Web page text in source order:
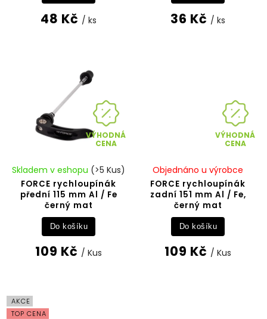
48 Kč / ks 36 Kč / ks
VÝHODNÁ
CENA
FORCE rychloupínák
přední 115 mm Al / Fe
černý mat
Skladem v eshopu (>5 Kus)
109 Kč / Kus
Do košíku
VÝHODNÁ
CENA
FORCE rychloupínák
zadní 151 mm Al / Fe,
černý mat
Objednáno u výrobce
109 Kč / Kus
Do košíku
AKCE
TOP CENA